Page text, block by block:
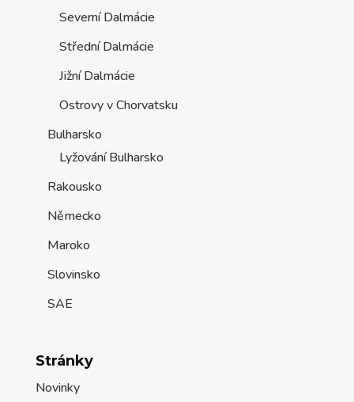
Severní Dalmácie
Střední Dalmácie
Jižní Dalmácie
Ostrovy v Chorvatsku
Bulharsko
Lyžování Bulharsko
Rakousko
Německo
Maroko
Slovinsko
SAE
Stránky
Novinky